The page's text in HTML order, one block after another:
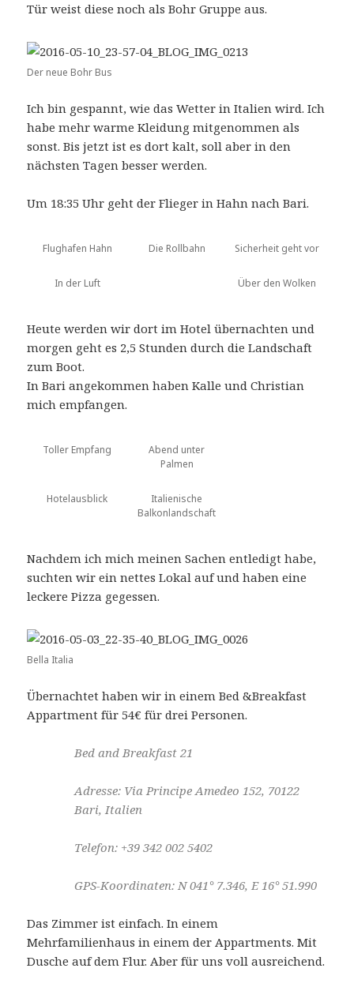
Tür weist diese noch als Bohr Gruppe aus.
Der neue Bohr Bus
Ich bin gespannt, wie das Wetter in Italien wird. Ich
habe mehr warme Kleidung mitgenommen als
sonst. Bis jetzt ist es dort kalt, soll aber in den
nächsten Tagen besser werden.
Um 18:35 Uhr geht der Flieger in Hahn nach Bari.
Flughafen Hahn Die Rollbahn Sicherheit geht vor
In der Luft Über den Wolken
Heute werden wir dort im Hotel übernachten und
morgen geht es 2,5 Stunden durch die Landschaft
zum Boot.
In Bari angekommen haben Kalle und Christian
mich empfangen.
Toller Empfang
Abend unter
Palmen
Hotelausblick
Italienische
Balkonlandschaft
Nachdem ich mich meinen Sachen entledigt habe,
suchten wir ein nettes Lokal auf und haben eine
leckere Pizza gegessen.
Bella Italia
Übernachtet haben wir in einem Bed &Breakfast
Appartment für 54€ für drei Personen.
Bed and Breakfast 21
Adresse: Via Principe Amedeo 152, 70122
Bari, Italien
Telefon: +39 342 002 5402
GPS-Koordinaten: N 041° 7.346, E 16° 51.990
Das Zimmer ist einfach. In einem
Mehrfamilienhaus in einem der Appartments. Mit
Dusche auf dem Flur. Aber für uns voll ausreichend.